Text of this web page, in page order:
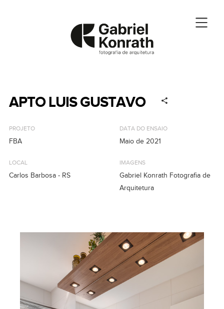
APTO LUIS GUSTAVO
PROJETO
FBA
LOCAL
Carlos Barbosa - RS
DATA DO ENSAIO
Maio de 2021
IMAGENS
Gabriel Konrath Fotografia de
Arquitetura